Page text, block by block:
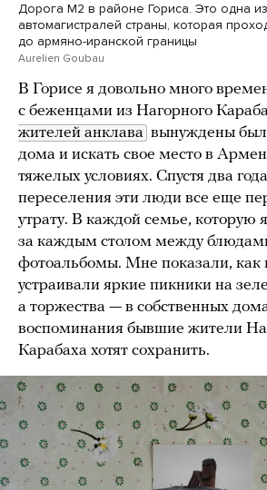
Дорога М2 в районе Гориса. Это одна
автомагистралей страны, которая
до армяно-иранской границы
Aurelien Goubau
В Горисе я довольно много
с беженцами из Нагорного
жителей анклава вынуждены
дома и искать свое место в
тяжелых условиях. Спустя два
переселения эти люди все еще
утрату. В каждой семье, которую
за каждым столом между
фотоальбомы. Мне показали, как
устраивали яркие пикники на
а торжества — в собственных
воспоминания бывшие жители
Карабаха хотят сохранить.